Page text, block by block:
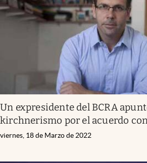
Un expresidente del BCRA
kirchnerismo por el acuerdo
viernes, 18 de Marzo de 2022